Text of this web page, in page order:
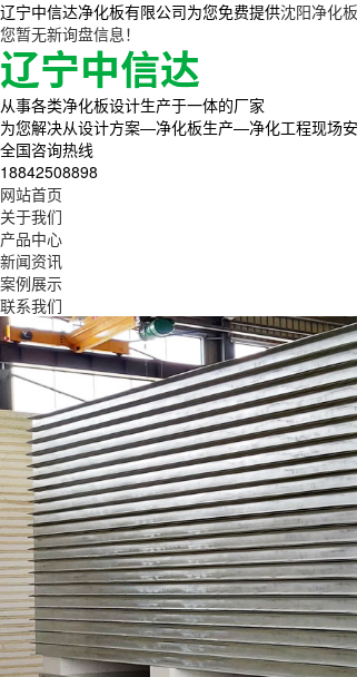
辽宁中信达净化板有限公司为您免费提供沈阳净化板
您暂无新询盘信息！
从事各类净化板设计生产于一体的厂家
为您解决从设计方案—净化板生产—净化工程现场
全国咨询热线
18842508898
网站首页
关于我们
产品中心
新闻资讯
案例展示
联系我们